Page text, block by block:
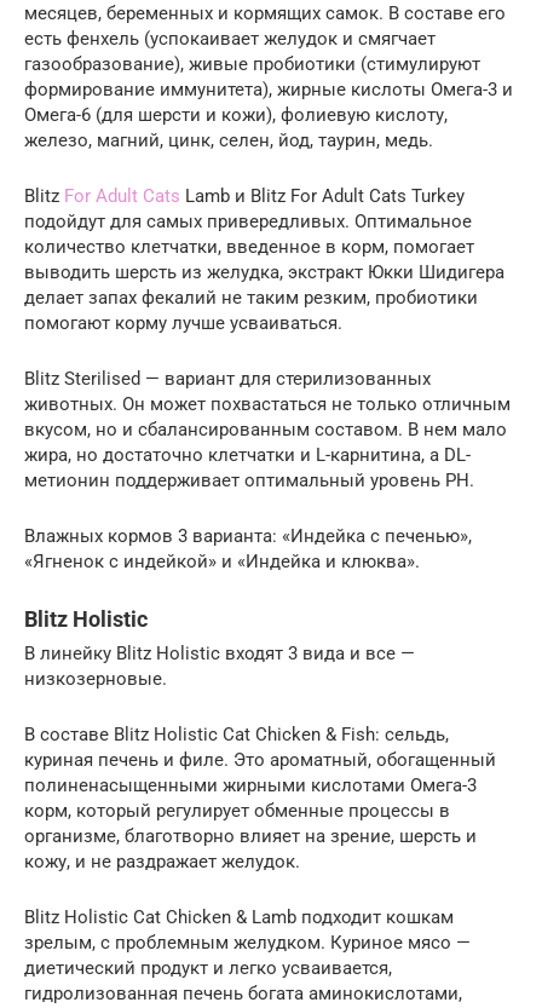
месяцев, беременных и кормящих самок. В составе его
есть фенхель (успокаивает желудок и смягчает
газообразование), живые пробиотики (стимулируют
формирование иммунитета), жирные кислоты Омега-3 и
Омега-6 (для шерсти и кожи), фолиевую кислоту,
железо, магний, цинк, селен, йод, таурин, медь.
Blitz For Adult Cats Lamb и Blitz For Adult Cats Turkey
подойдут для самых привередливых. Оптимальное
количество клетчатки, введенное в корм, помогает
выводить шерсть из желудка, экстракт Юкки Шидигера
делает запах фекалий не таким резким, пробиотики
помогают корму лучше усваиваться.
Blitz Sterilised — вариант для стерилизованных
животных. Он может похвастаться не только отличным
вкусом, но и сбалансированным составом. В нем мало
жира, но достаточно клетчатки и L-карнитина, а DL-
метионин поддерживает оптимальный уровень РН.
Влажных кормов 3 варианта: «Индейка с печенью»,
«Ягненок с индейкой» и «Индейка и клюква».
Blitz Holistic
В линейку Blitz Holistic входят 3 вида и все —
низкозерновые.
В составе Blitz Holistic Cat Chicken & Fish: сельдь,
куриная печень и филе. Это ароматный, обогащенный
полиненасыщенными жирными кислотами Омега-3
корм, который регулирует обменные процессы в
организме, благотворно влияет на зрение, шерсть и
кожу, и не раздражает желудок.
Blitz Holistic Cat Chicken & Lamb подходит кошкам
зрелым, с проблемным желудком. Куриное мясо —
диетический продукт и легко усваивается,
гидролизованная печень богата аминокислотами,